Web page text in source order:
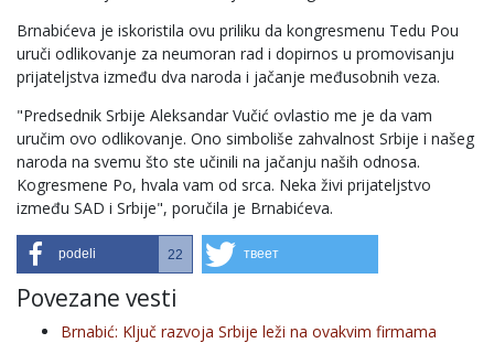
Brnabićeva je iskoristila ovu priliku da kongresmenu Tedu Pou
uruči odlikovanje za neumoran rad i dopirnos u promovisanju
prijateljstva između dva naroda i jačanje međusobnih veza.
"Predsednik Srbije Aleksandar Vučić ovlastio me je da vam
uručim ovo odlikovanje. Ono simboliše zahvalnost Srbije i našeg
naroda na svemu što ste učinili na jačanju naših odnosa.
Kogresmene Po, hvala vam od srca. Neka živi prijateljstvo
između SAD i Srbije", poručila je Brnabićeva.
podeli 22 твеет
Povezane vesti
Brnabić: Ključ razvoja Srbije leži na ovakvim firmama